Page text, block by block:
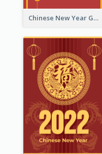
Chinese New Year Greeting Card With Graphic Decorations